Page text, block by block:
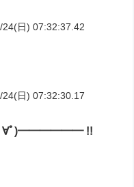
24(日) 07:32:37.42
24(日) 07:32:30.17
ﾟ∀ﾟ)━━━━━━ !!